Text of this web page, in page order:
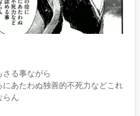
さる事ながら
にあたわぬ独善的不死力などこれ
らん